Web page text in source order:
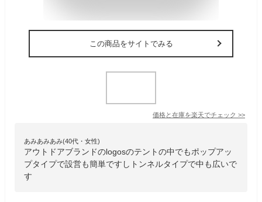
この商品をサイトでみる
価格と在庫を楽天でチェック >>
あみあみあみ(40代・女性)
アウトドアブランドのlogosのテントの中でもポップアッ
プタイプで設営も簡単ですしトンネルタイプで中も広いで
す